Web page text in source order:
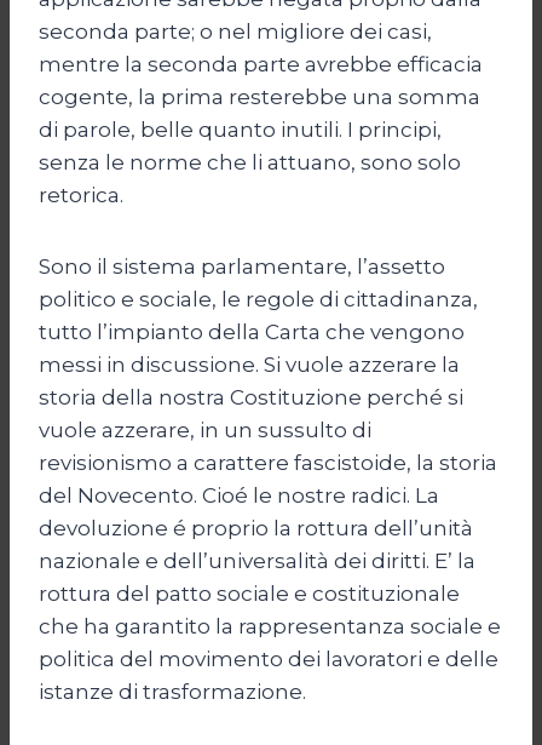
seconda parte; o nel migliore dei casi,
mentre la seconda parte avrebbe efficacia
cogente, la prima resterebbe una somma
di parole, belle quanto inutili. I principi,
senza le norme che li attuano, sono solo
retorica.
Sono il sistema parlamentare, l’assetto
politico e sociale, le regole di cittadinanza,
tutto l’impianto della Carta che vengono
messi in discussione. Si vuole azzerare la
storia della nostra Costituzione perché si
vuole azzerare, in un sussulto di
revisionismo a carattere fascistoide, la storia
del Novecento. Cioé le nostre radici. La
devoluzione é proprio la rottura dell’unità
nazionale e dell’universalità dei diritti. E’ la
rottura del patto sociale e costituzionale
che ha garantito la rappresentanza sociale e
politica del movimento dei lavoratori e delle
istanze di trasformazione.